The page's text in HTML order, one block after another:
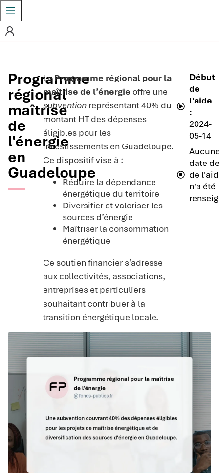
Programme
régional
maîtrise
de
l'énergie
en
Guadeloupe
LeProgramme régional pour la
maîtrise de l’énergie offre une
subventionreprésentant 40% du
montant HT des dépenses
éligibles pour les
investissements en Guadeloupe.
Ce dispositif vise à :
Réduire la dépendance
énergétique du territoire
Diversifier et valoriser les
sources d’énergie
Maîtriser la consommation
énergétique
Ce soutien financier s’adresse
aux collectivités, associations,
entreprises et particuliers
souhaitant contribuer à la
transition énergétique locale.
Début
de
l'aide
:
2024-
05-14
date
de
n'a été